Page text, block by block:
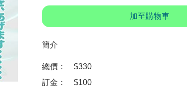
加至購物車
簡介
總價：　$330
訂金：　$100